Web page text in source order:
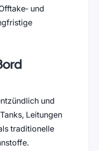
und
und
Leitungen
traditionelle